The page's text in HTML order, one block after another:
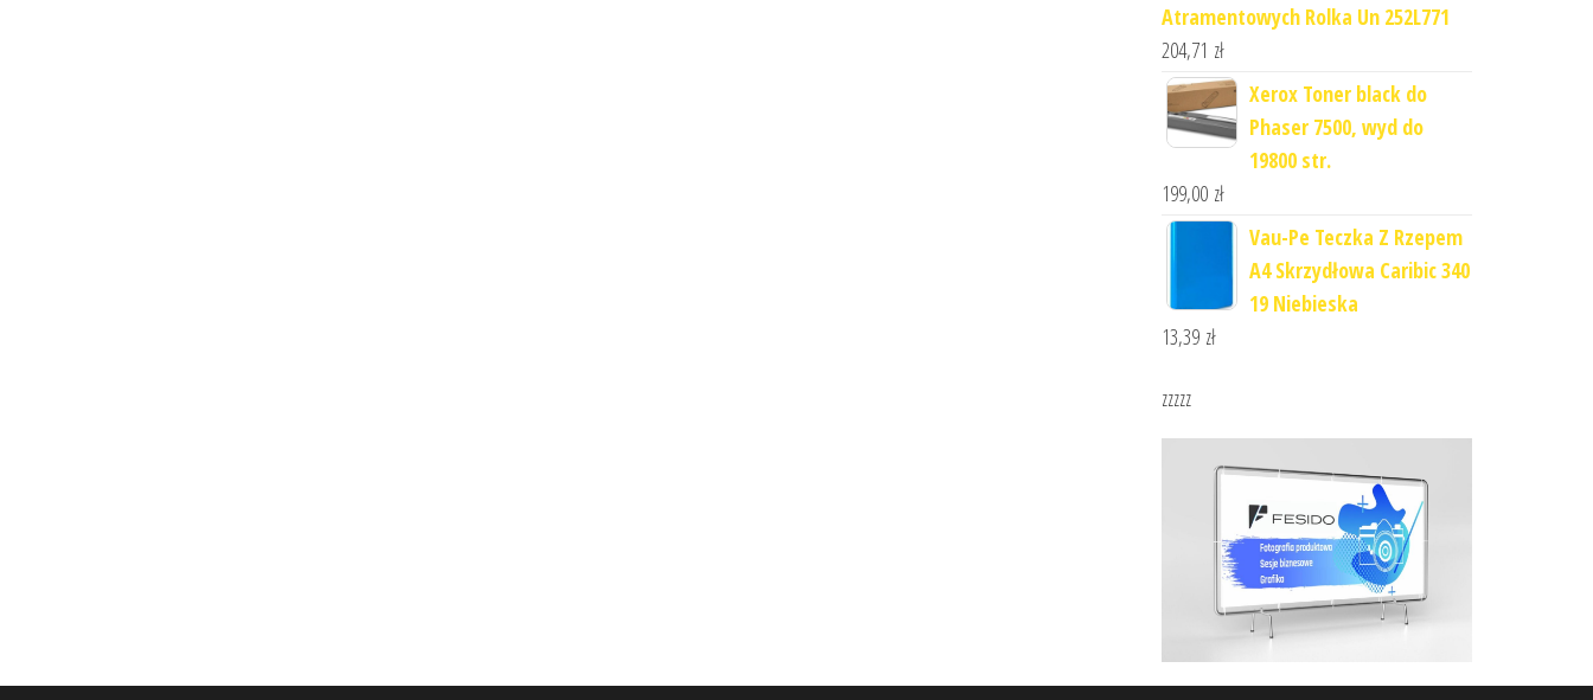
Atramentowych Rolka Un 252L771
204,71 zł
Xerox Toner black do
Phaser 7500, wyd do
19800 str.
199,00 zł
Vau-Pe Teczka Z Rzepem
A4 Skrzydłowa Caribic 340
19 Niebieska
13,39 zł
zzzzz